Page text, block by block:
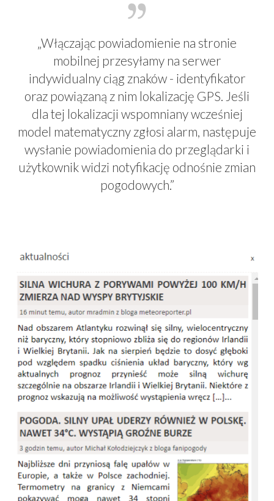
„Włączając powiadomienie na stronie
mobilnej przesyłamy na serwer
indywidualny ciąg znaków - identyfikator
oraz powiązaną z nim lokalizację GPS. Jeśli
dla tej lokalizacji wspomniany wcześniej
model matematyczny zgłosi alarm, następuje
wysłanie powiadomienia do przeglądarki i
użytkownik widzi notyfikację odnośnie zmian
pogodowych.”